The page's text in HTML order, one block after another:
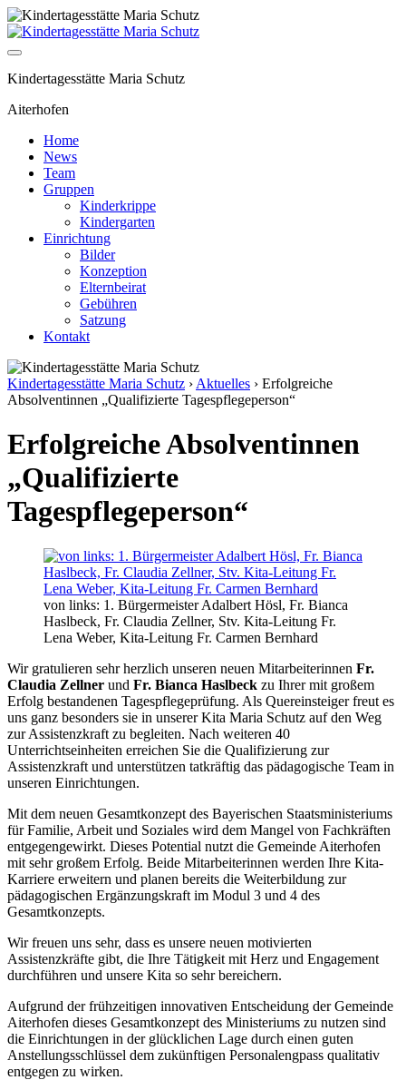
Kindertagesstätte Maria Schutz
Aiterhofen
Home
News
Team
Gruppen
Kinderkrippe
Kindergarten
Einrichtung
Bilder
Konzeption
Elternbeirat
Gebühren
Satzung
Kontakt
Kindertagesstätte Maria Schutz › Aktuelles › Erfolgreiche
Absolventinnen „Qualifizierte Tagespflegeperson“
Erfolgreiche Absolventinnen
„Qualifizierte
Tagespflegeperson“
von links: 1. Bürgermeister Adalbert Hösl, Fr. Bianca
Haslbeck, Fr. Claudia Zellner, Stv. Kita-Leitung Fr.
Lena Weber, Kita-Leitung Fr. Carmen Bernhard
Wir gratulieren sehr herzlich unseren neuen Mitarbeiterinnen Fr.
Claudia Zellner und Fr. Bianca Haslbeck zu Ihrer mit großem
Erfolg bestandenen Tagespflegeprüfung. Als Quereinsteiger freut es
uns ganz besonders sie in unserer Kita Maria Schutz auf den Weg
zur Assistenzkraft zu begleiten. Nach weiteren 40
Unterrichtseinheiten erreichen Sie die Qualifizierung zur
Assistenzkraft und unterstützen tatkräftig das pädagogische Team in
unseren Einrichtungen.
Mit dem neuen Gesamtkonzept des Bayerischen Staatsministeriums
für Familie, Arbeit und Soziales wird dem Mangel von Fachkräften
entgegengewirkt. Dieses Potential nutzt die Gemeinde Aiterhofen
mit sehr großem Erfolg. Beide Mitarbeiterinnen werden Ihre Kita-
Karriere erweitern und planen bereits die Weiterbildung zur
pädagogischen Ergänzungskraft im Modul 3 und 4 des
Gesamtkonzepts.
Wir freuen uns sehr, dass es unsere neuen motivierten
Assistenzkräfte gibt, die Ihre Tätigkeit mit Herz und Engagement
durchführen und unsere Kita so sehr bereichern.
Aufgrund der frühzeitigen innovativen Entscheidung der Gemeinde
Aiterhofen dieses Gesamtkonzept des Ministeriums zu nutzen sind
die Einrichtungen in der glücklichen Lage durch einen guten
Anstellungsschlüssel dem zukünftigen Personalengpass qualitativ
entgegen zu wirken.